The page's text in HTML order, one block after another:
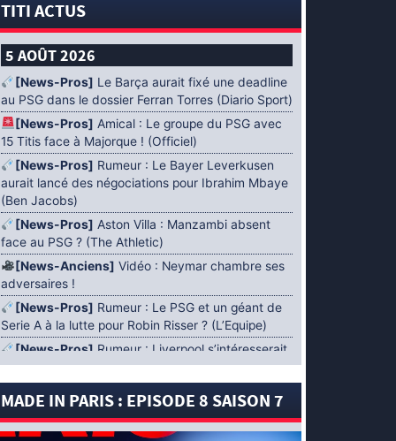
TITI ACTUS
5 AOÛT 2026
[News-Pros] Le Barça aurait fixé une deadline
au PSG dans le dossier Ferran Torres (Diario Sport)
[News-Pros] Amical : Le groupe du PSG avec
15 Titis face à Majorque ! (Officiel)
[News-Pros] Rumeur : Le Bayer Leverkusen
aurait lancé des négociations pour Ibrahim Mbaye
(Ben Jacobs)
[News-Pros] Aston Villa : Manzambi absent
face au PSG ? (The Athletic)
[News-Anciens] Vidéo : Neymar chambre ses
adversaires !
[News-Pros] Rumeur : Le PSG et un géant de
Serie A à la lutte pour Robin Risser ? (L’Equipe)
[News-Pros] Rumeur : Liverpool s’intéresserait
à Ibrahim Mbaye en plus de Bradley Barcola
(Fabrizio Romano)
[News-Pros]Rumeur : Accord contractuel
trouvé entre le PSG et Mika Godts (Fabrizio
MADE IN PARIS : EPISODE 8 SAISON 7